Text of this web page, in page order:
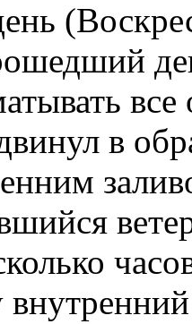
в